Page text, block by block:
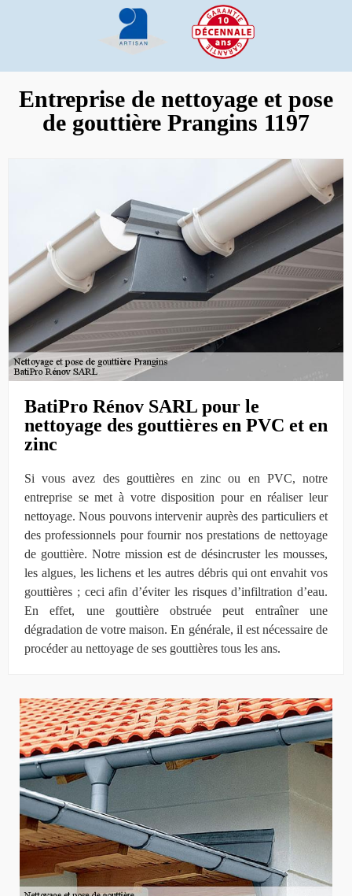
Entreprise de nettoyage et pose
de gouttière Prangins 1197
BatiPro Rénov SARL pour le
nettoyage des gouttières en PVC et en
zinc
Si vous avez des gouttières en zinc ou en PVC, notre
entreprise se met à votre disposition pour en réaliser leur
nettoyage. Nous pouvons intervenir auprès des particuliers et
des professionnels pour fournir nos prestations de nettoyage
de gouttière. Notre mission est de désincruster les mousses,
les algues, les lichens et les autres débris qui ont envahit vos
gouttières ; ceci afin d’éviter les risques d’infiltration d’eau.
En effet, une gouttière obstruée peut entraîner une
dégradation de votre maison. En générale, il est nécessaire de
procéder au nettoyage de ses gouttières tous les ans.